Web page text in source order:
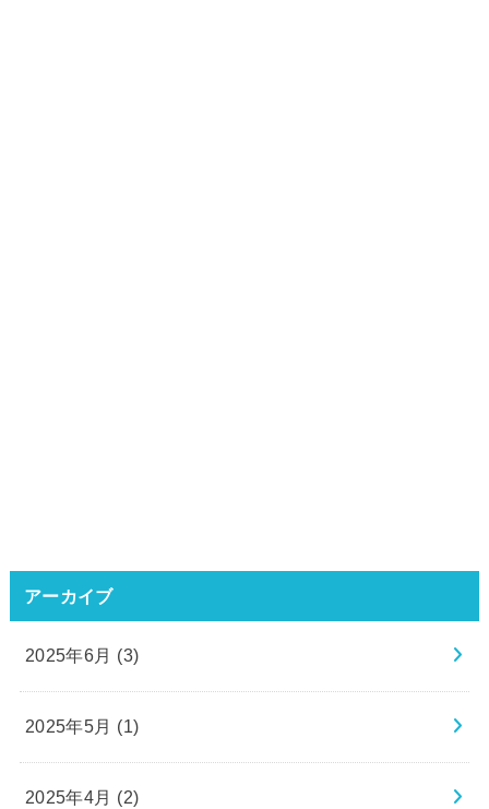
アーカイブ
2025年6月 (3)
2025年5月 (1)
2025年4月 (2)